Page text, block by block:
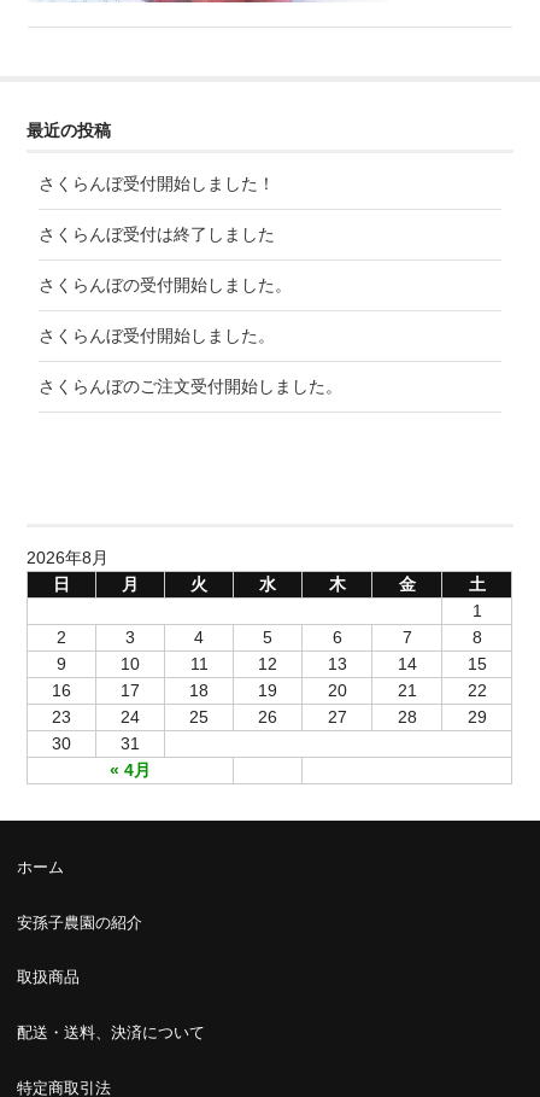
最近の投稿
さくらんぼ受付開始しました！
さくらんぼ受付は終了しました
さくらんぼの受付開始しました。
さくらんぼ受付開始しました。
さくらんぼのご注文受付開始しました。
2026年8月
日
月 火 水 木 金 土
« 4月
1
2
3 4 5 6 7
8
9
10 11 12 13 14
15
16
17 18 19 20 21
22
23
24 25 26 27 28
29
30
31
ホーム
安孫子農園の紹介
取扱商品
配送・送料、決済について
特定商取引法